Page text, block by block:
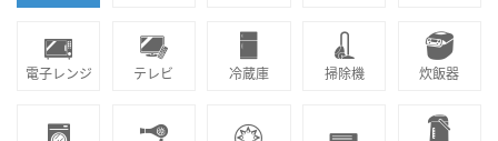
電子レンジ テレビ 冷蔵庫 掃除機 炊飯器